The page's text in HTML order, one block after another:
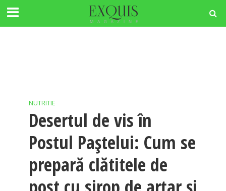
NUTRITIE
Desertul de vis în
Postul Paştelui: Cum se
prepară clătitele de